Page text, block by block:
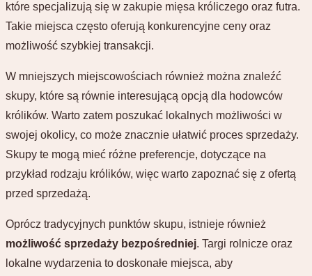
które specjalizują się w zakupie mięsa króliczego oraz futra.
Takie miejsca często oferują konkurencyjne ceny oraz
możliwość szybkiej transakcji.
W mniejszych miejscowościach również można znaleźć
skupy, które są równie interesującą opcją dla hodowców
królików. Warto zatem poszukać lokalnych możliwości w
swojej okolicy, co może znacznie ułatwić proces sprzedaży.
Skupy te mogą mieć różne preferencje, dotyczące na
przykład rodzaju królików, więc warto zapoznać się z ofertą
przed sprzedażą.
Oprócz tradycyjnych punktów skupu, istnieje również
możliwość sprzedaży bezpośredniej. Targi rolnicze oraz
lokalne wydarzenia to doskonałe miejsca, aby